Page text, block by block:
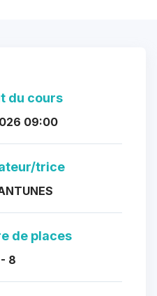
du cours
09:00
trice
de places
8